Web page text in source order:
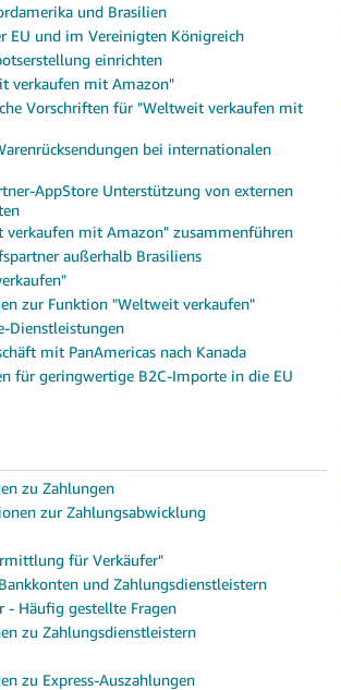
und Brasilien
EU und im Vereinigten Königreich
einrichten
verkaufen mit Amazon"
Vorschriften für "Weltweit verkaufen mit
bei internationalen
AppStore Unterstützung von externen
verkaufen mit Amazon" zusammenführen
außerhalb Brasiliens
zur Funktion "Weltweit verkaufen"
Dienstleistungen
mit PanAmericas nach Kanada
für geringwertige B2C-Importe in die EU
zu Zahlungen
zur Zahlungsabwicklung
für Verkäufer"
und Zahlungsdienstleistern
- Häufig gestellte Fragen
zu Zahlungsdienstleistern
zu Express-Auszahlungen